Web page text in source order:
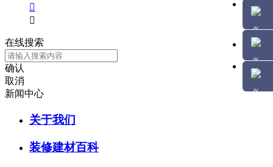


在线搜索
确认
取消
新闻中心
关于我们
装修建材百科